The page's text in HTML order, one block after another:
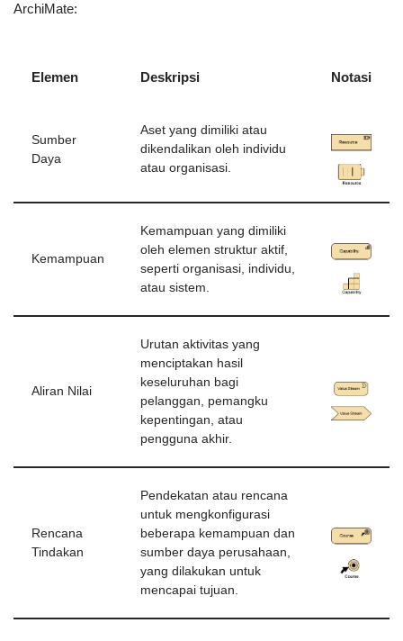
ArchiMate:
Elemen Deskripsi Notasi
Sumber
Daya
Aset yang dimiliki atau
dikendalikan oleh individu
atau organisasi.
Kemampuan
Kemampuan yang dimiliki
oleh elemen struktur aktif,
seperti organisasi, individu,
atau sistem.
Aliran Nilai
Urutan aktivitas yang
menciptakan hasil
keseluruhan bagi
pelanggan, pemangku
kepentingan, atau
pengguna akhir.
Rencana
Tindakan
Pendekatan atau rencana
untuk mengkonfigurasi
beberapa kemampuan dan
sumber daya perusahaan,
yang dilakukan untuk
mencapai tujuan.